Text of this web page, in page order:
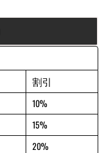
割引
10%
15%
20%